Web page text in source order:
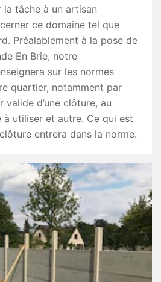
tâche à un artisan
ce domaine tel que
Préalablement à la pose de
En Brie, notre
sur les normes
quartier, notamment par
d’une clôture, au
utiliser et autre. Ce qui est
entrera dans la norme.